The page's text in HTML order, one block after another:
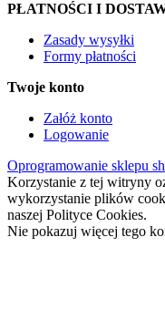
PŁATNOŚCI I
Zasady wysyłki
Formy płatności
Twoje konto
Załóż konto
Logowanie
Oprogramowanie sklepu
Korzystanie z tej witryny
wykorzystanie plików
naszej Polityce Cookies.
Nie pokazuj więcej tego